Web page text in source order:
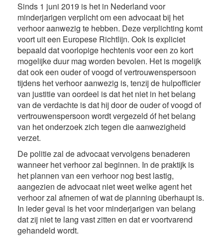
Sinds 1 juni 2019 is het in Nederland voor
minderjarigen verplicht om een advocaat bij het
verhoor aanwezig te hebben. Deze verplichting komt
voort uit een Europese Richtlijn. Ook is expliciet
bepaald dat voorlopige hechtenis voor een zo kort
mogelijke duur mag worden bevolen. Het is mogelijk
dat ook een ouder of voogd of vertrouwenspersoon
tijdens het verhoor aanwezig is, tenzij de hulpofficier
van justitie van oordeel is dat het niet in het belang
van de verdachte is dat hij door de ouder of voogd of
vertrouwenspersoon wordt vergezeld óf het belang
van het onderzoek zich tegen die aanwezigheid
verzet.
De politie zal de advocaat vervolgens benaderen
wanneer het verhoor zal beginnen. In de praktijk is
het plannen van een verhoor nog best lastig,
aangezien de advocaat niet weet welke agent het
verhoor zal afnemen of wat de planning überhaupt is.
In ieder geval is het voor minderjarigen van belang
dat zij niet te lang vast zitten en dat er voortvarend
gehandeld wordt.